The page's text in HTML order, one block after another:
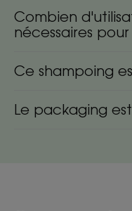
Combien
nécessaires
Ce shampoing
Le packaging